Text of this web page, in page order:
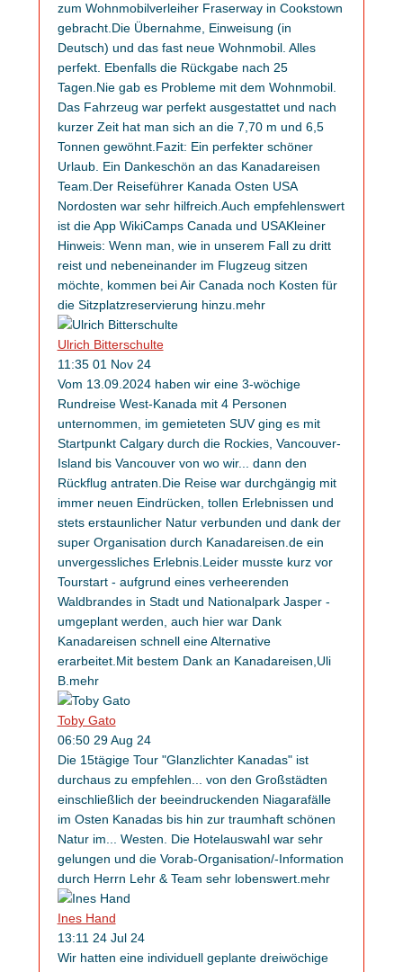
zum Wohnmobilverleiher Fraserway in Cookstown
gebracht.Die Übernahme, Einweisung (in
Deutsch) und das fast neue Wohnmobil. Alles
perfekt. Ebenfalls die Rückgabe nach 25
Tagen.Nie gab es Probleme mit dem Wohnmobil.
Das Fahrzeug war perfekt ausgestattet und nach
kurzer Zeit hat man sich an die 7,70 m und 6,5
Tonnen gewöhnt.Fazit: Ein perfekter schöner
Urlaub. Ein Dankeschön an das Kanadareisen
Team.Der Reiseführer Kanada Osten USA
Nordosten war sehr hilfreich.Auch empfehlenswert
ist die App WikiCamps Canada und USAKleiner
Hinweis: Wenn man, wie in unserem Fall zu dritt
reist und nebeneinander im Flugzeug sitzen
möchte, kommen bei Air Canada noch Kosten für
die Sitzplatzreservierung hinzu.mehr
Ulrich Bitterschulte
11:35 01 Nov 24
Vom 13.09.2024 haben wir eine 3-wöchige
Rundreise West-Kanada mit 4 Personen
unternommen, im gemieteten SUV ging es mit
Startpunkt Calgary durch die Rockies, Vancouver-
Island bis Vancouver von wo wir... dann den
Rückflug antraten.Die Reise war durchgängig mit
immer neuen Eindrücken, tollen Erlebnissen und
stets erstaunlicher Natur verbunden und dank der
super Organisation durch Kanadareisen.de ein
unvergessliches Erlebnis.Leider musste kurz vor
Tourstart - aufgrund eines verheerenden
Waldbrandes in Stadt und Nationalpark Jasper -
umgeplant werden, auch hier war Dank
Kanadareisen schnell eine Alternative
erarbeitet.Mit bestem Dank an Kanadareisen,Uli
B.mehr
Toby Gato
06:50 29 Aug 24
Die 15tägige Tour "Glanzlichter Kanadas" ist
durchaus zu empfehlen... von den Großstädten
einschließlich der beeindruckenden Niagarafälle
im Osten Kanadas bis hin zur traumhaft schönen
Natur im... Westen. Die Hotelauswahl war sehr
gelungen und die Vorab-Organisation/-Information
durch Herrn Lehr & Team sehr lobenswert.mehr
Ines Hand
13:11 24 Jul 24
Wir hatten eine individuell geplante dreiwöchige